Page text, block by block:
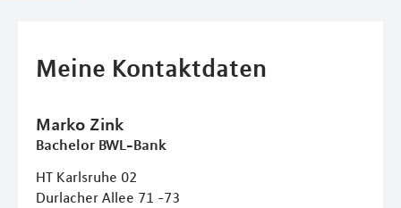
Meine Kontaktdaten
Marko Zink
Bachelor BWL-Bank
HT Karlsruhe 02
Durlacher Allee 71 -73